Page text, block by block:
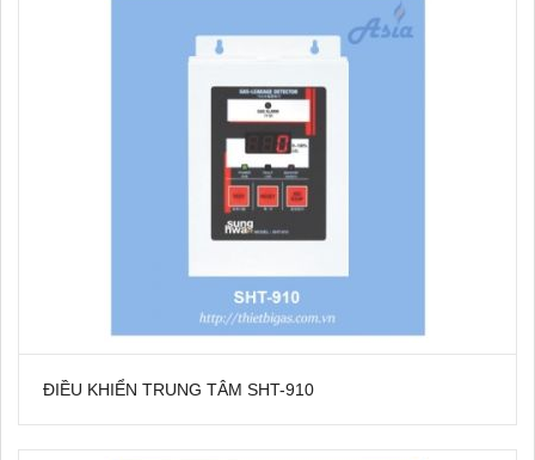
ĐIỀU KHIỂN TRUNG TÂM SHT-910